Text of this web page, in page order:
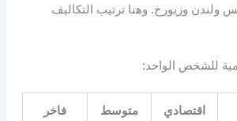
ولندن وزيورخ. وهنا ترتيب التكاليف
للشخص الواحد:
اقتصادي متوسط فاخر